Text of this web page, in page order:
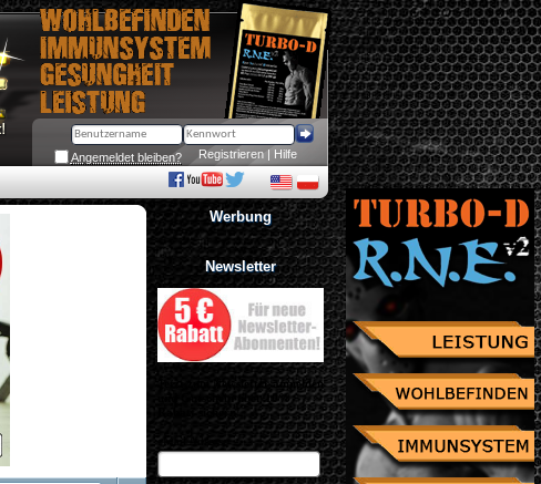
Angemeldet bleiben? Registrieren | Hilfe
Werbung
Newsletter
Jetzt zum Newsletter anmelden
und Gutschein über 10%
eMail Adresse